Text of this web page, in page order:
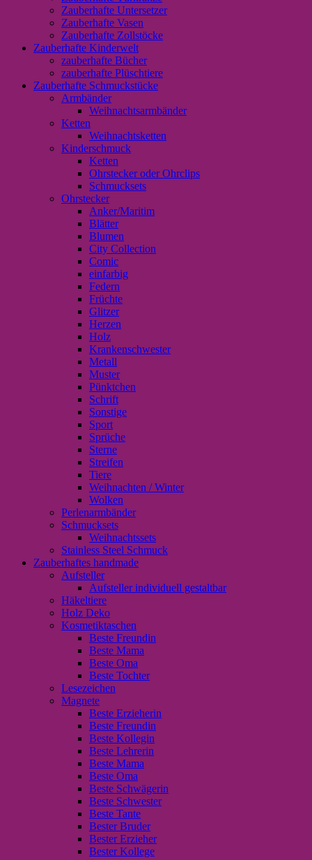
Zauberhafte Untersetzer
Zauberhafte Vasen
Zauberhafte Zollstöcke
Zauberhafte Kinderwelt
zauberhafte Bücher
zauberhafte Plüschtiere
Zauberhafte Schmuckstücke
Armbänder
Weihnachtsarmbänder
Ketten
Weihnachtsketten
Kinderschmuck
Ketten
Ohrstecker oder Ohrclips
Schmucksets
Ohrstecker
Anker/Maritim
Blätter
Blumen
City Collection
Comic
einfarbig
Federn
Früchte
Glitzer
Herzen
Holz
Krankenschwester
Metall
Muster
Pünktchen
Schrift
Sonstige
Sport
Sprüche
Sterne
Streifen
Tiere
Weihnachten / Winter
Wolken
Perlenarmbänder
Schmucksets
Weihnachtssets
Stainless Steel Schmuck
Zauberhaftes handmade
Aufsteller
Aufsteller individuell gestaltbar
Häkeltiere
Holz Deko
Kosmetiktaschen
Beste Freundin
Beste Mama
Beste Oma
Beste Tochter
Lesezeichen
Magnete
Beste Erzieherin
Beste Freundin
Beste Kollegin
Beste Lehrerin
Beste Mama
Beste Oma
Beste Schwägerin
Beste Schwester
Beste Tante
Bester Bruder
Bester Erzieher
Bester Kollege